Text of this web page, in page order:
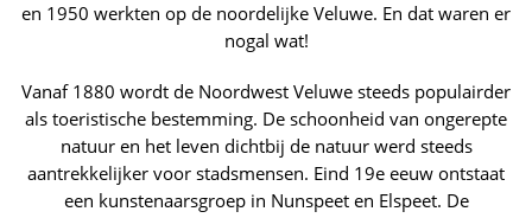
en 1950 werkten op de noordelijke Veluwe. En dat waren er
nogal wat!
Vanaf 1880 wordt de Noordwest Veluwe steeds populairder
als toeristische bestemming. De schoonheid van ongerepte
natuur en het leven dichtbij de natuur werd steeds
aantrekkelijker voor stadsmensen. Eind 19e eeuw ontstaat
een kunstenaarsgroep in Nunspeet en Elspeet. De